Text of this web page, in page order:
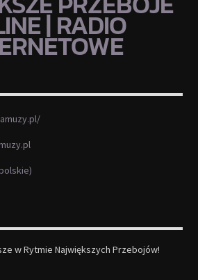
| RADIO
w Rytmie Największych Przebojów!